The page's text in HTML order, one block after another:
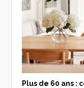
Plus de 60 ans